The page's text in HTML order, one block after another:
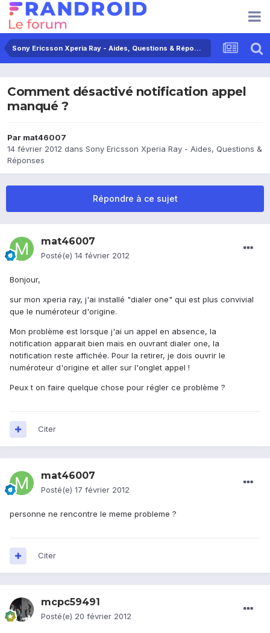
Sony Ericsson Xperia Ray - Aides, Questions & Réponses
Comment désactivé notification appel
manqué ?
Par mat46007
14 février 2012 dans Sony Ericsson Xperia Ray - Aides, Questions &
Réponses
Répondre à ce sujet
mat46007
Posté(e) 14 février 2012
Bonjour,
sur mon xperia ray, j'ai installé "dialer one" qui est plus convivial
que le numéroteur d'origine.
Mon problème est lorsque j'ai un appel en absence, la
notification apparait bien mais en ouvrant dialer one, la
notification reste affichée. Pour la retirer, je dois ouvrir le
numéroteur d'origine et aller sur l'onglet appel !
Peux t on faire quelque chose pour régler ce problème ?
Citer
mat46007
Posté(e) 17 février 2012
personne ne rencontre le meme probleme ?
Citer
mcpc59491
Posté(e) 20 février 2012